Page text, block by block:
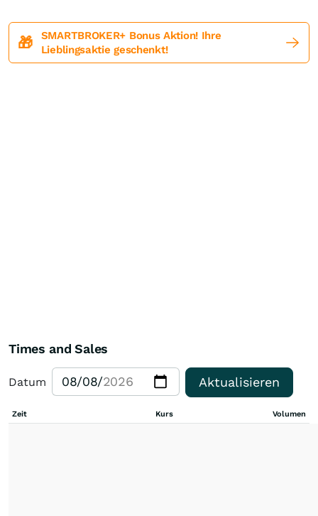
🎁
SMARTBROKER+ Bonus Aktion! Ihre
Lieblingsaktie geschenkt!
Times and Sales
Datum Aktualisieren
Zeit Kurs Volumen